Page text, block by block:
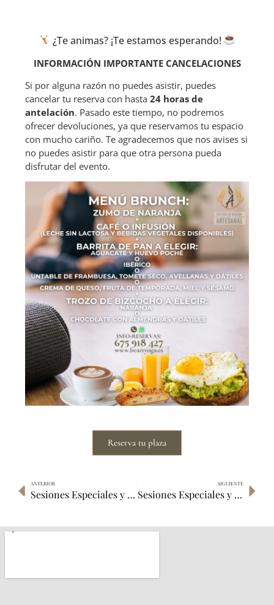
¿Te animas? ¡Te estamos esperando!
INFORMACIÓN IMPORTANTE CANCELACIONES
Si por alguna razón no puedes asistir, puedes
cancelar tu reserva con hasta24 horas de
antelación. Pasado este tiempo, no podremos
ofrecer devoluciones, ya que reservamos tu espacio
con mucho cariño. Te agradecemos que nos avises si
no puedes asistir para que otra persona pueda
disfrutar del evento.
Reserva tu plaza
ANTERIOR
Sesiones Especiales y talleres Diciembre 2024
SIGUIENTE
Sesiones Especiales y talleres Enero 2025